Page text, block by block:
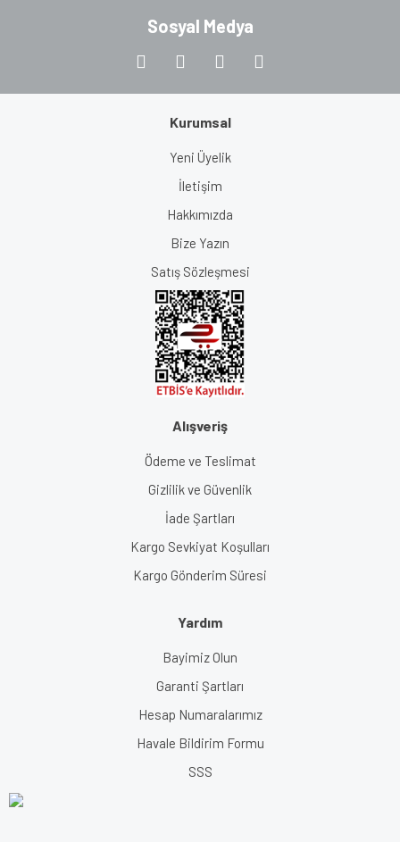
Sosyal Medya
Kurumsal
Yeni Üyelik
İletişim
Hakkımızda
Bize Yazın
Satış Sözleşmesi
Alışveriş
Ödeme ve Teslimat
Gizlilik ve Güvenlik
İade Şartları
Kargo Sevkiyat Koşulları
Kargo Gönderim Süresi
Yardım
Bayimiz Olun
Garanti Şartları
Hesap Numaralarımız
Havale Bildirim Formu
SSS